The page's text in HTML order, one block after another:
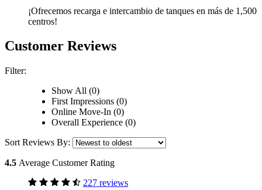
¡Ofrecemos recarga e intercambio de tanques en más de 1,500
centros!
Customer Reviews
Filter:
Show All (0)
First Impressions (0)
Online Move-In (0)
Overall Experience (0)
Sort Reviews By:
4.5 Average Customer Rating
227 reviews